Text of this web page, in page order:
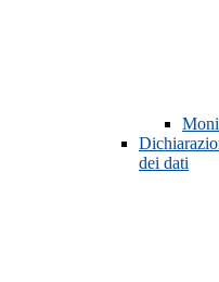
dei dati